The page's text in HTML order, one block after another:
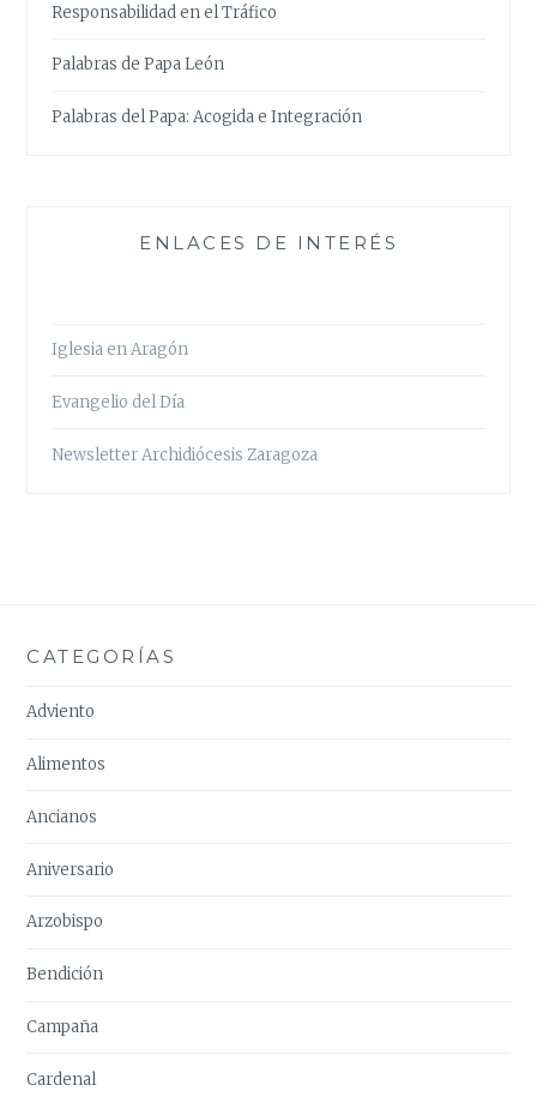
Responsabilidad en el Tráfico
Palabras de Papa León
Palabras del Papa: Acogida e Integración
ENLACES DE INTERÉS
Iglesia en Aragón
Evangelio del Día
Newsletter Archidiócesis Zaragoza
CATEGORÍAS
Adviento
Alimentos
Ancianos
Aniversario
Arzobispo
Bendición
Campaña
Cardenal